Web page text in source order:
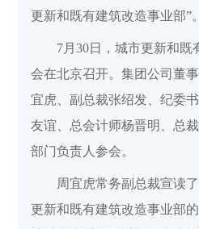
更新和既有建筑改造事业部”
7月30日，城市更新和既
会在北京召开。集团公司董
宜虎、副总裁张绍发、纪委
友谊、总会计师杨晋明、总
部门负责人参会。
周宜虎常务副总裁宣读
更新和既有建筑改造事业部